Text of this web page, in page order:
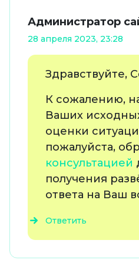
Администратор
28 апреля 2023, 23:28
Здравствуйте,
К сожалению,
Ваших
оценки
пожалуйста,
консультацией
получения
ответа на Ваш
Ответить